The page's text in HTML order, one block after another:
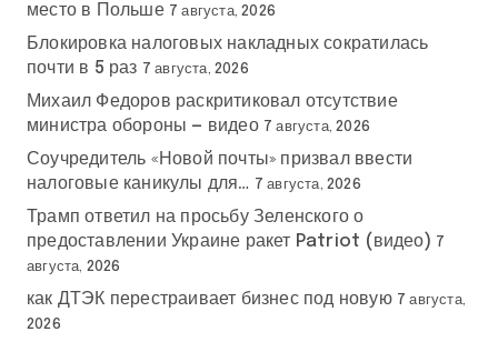
место в Польше 7 августа, 2026
Блокировка налоговых накладных сократилась
почти в 5 раз 7 августа, 2026
Михаил Федоров раскритиковал отсутствие
министра обороны — видео 7 августа, 2026
Соучредитель «Новой почты» призвал ввести
налоговые каникулы для…
7 августа, 2026
Трамп ответил на просьбу Зеленского о
предоставлении Украине ракет Patriot (видео) 7
августа, 2026
как ДТЭК перестраивает бизнес под новую 7 августа,
2026